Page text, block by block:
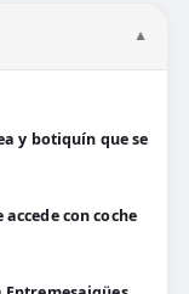
▼
y botiquín que se
con coche